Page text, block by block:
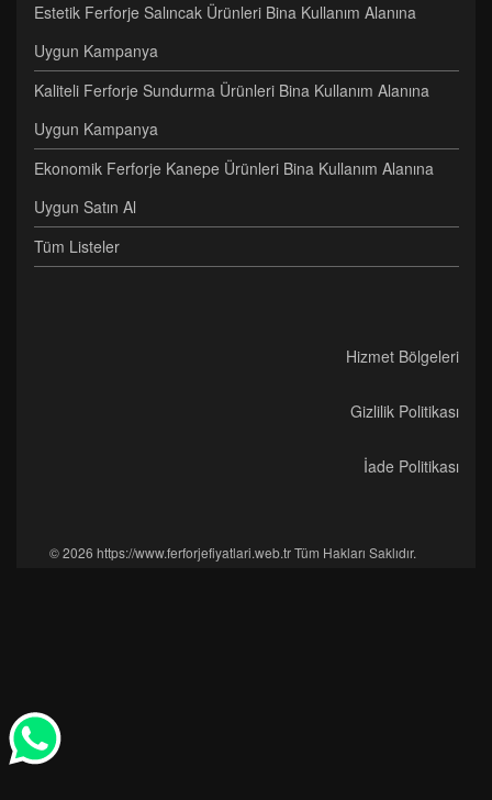
Estetik Ferforje Salıncak Ürünleri Bina Kullanım Alanına
Uygun Kampanya
Kaliteli Ferforje Sundurma Ürünleri Bina Kullanım Alanına
Uygun Kampanya
Ekonomik Ferforje Kanepe Ürünleri Bina Kullanım Alanına
Uygun Satın Al
Tüm Listeler
Hizmet Bölgeleri
Gizlilik Politikası
İade Politikası
© 2026 https://www.ferforjefiyatlari.web.tr Tüm Hakları Saklıdır.